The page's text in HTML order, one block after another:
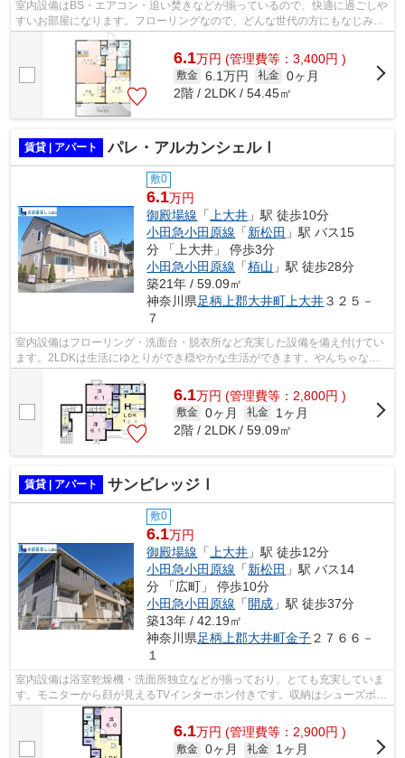
室内設備はBS・エアコン・追い焚きなどが揃っているので、快適に過ごしや
すいお部屋になります。フローリングなので、どんな世代の方にもなじみま
す。このお部屋は54.45㎡です。こちら...
6.1万円 (管理費等：3,400円 )
敷金 6.1万円 礼金 0ヶ月
2階 / 2LDK / 54.45㎡
賃貸 | アパート パレ・アルカンシェルⅠ
敷0
6.1万円
御殿場線 「 上大井 」駅 徒歩10分
小田急小田原線 「新松田 」駅 バス15
分 「上大井」 停歩3分
小田急小田原線 「栢山 」駅 徒歩28分
築21年 / 59.09㎡
神奈川県足柄上郡大井町 上大井３２５－
７
室内設備はフローリング・洗面台・脱衣所など充実した設備を備え付けてい
ます。2LDKは生活にゆとりができ穏やかな生活ができます。やんちゃなお
6.1万円 (管理費等：2,800円 )
敷金 0ヶ月 礼金
1ヶ月
2階 / 2LDK / 59.09㎡
賃貸 | アパート サンビレッジⅠ
敷0
6.1万円
御殿場線 「 上大井 」駅 徒歩12分
小田急小田原線 「新松田 」駅 バス14
分 「広町」 停歩10分
小田急小田原線 「開成 」駅 徒歩37分
築13年 / 42.19㎡
神奈川県足柄上郡大井町金子２７６６－
１
室内設備は浴室乾燥機・洗面所独立などが揃っており、とても充実していま
す。モニターから顔が見えるTVインターホン付きです。収納はシューズボッ
クス・クロゼットなど豊富なので、衣...
6.1万円 (管理費等：2,900円 )
敷金 0ヶ月 礼金
1ヶ月